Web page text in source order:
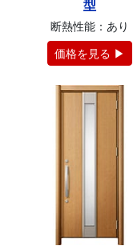
型
断熱性能：あり
価格を見る ▶